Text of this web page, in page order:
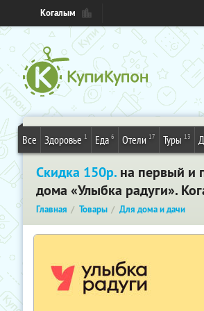
Когалым
Все Здоровье 1 Еда 6 Отели 17 Туры 13
Скидка 150р. на первый и
дома «Улыбка радуги».
Главная Товары Для дома и дачи